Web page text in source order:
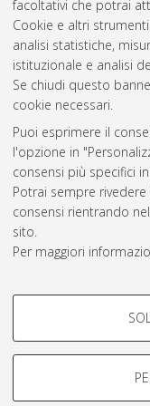
facoltativi che potrai
Cookie e altri
analisi statistiche,
istituzionale e analisi
Se chiudi questo
cookie necessari.
Puoi esprimere il
l'opzione in
consensi più specifici
Potrai sempre
consensi rientrando
sito.
Per maggiori
COOKIE DI
Si tratta di cookie
navigazione degli
Atom
Rss 1.0
Rss 2.0
ISSN: 2038-7946
Impostazioni
Informativa sulla
Condizioni d’uso